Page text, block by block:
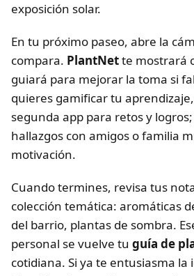
exposición solar.
En tu próximo paseo, abre la
compara. PlantNette mostrará
guiará para mejorar la toma si
quieres gamificar tu
segunda app para retos y
hallazgos con amigos o familia
motivación.
Cuando termines, revisa tus
colección temática: aromáticas
del barrio, plantas de sombra.
personal se vuelve tu guía de
cotidiana. Si ya te entusiasma la